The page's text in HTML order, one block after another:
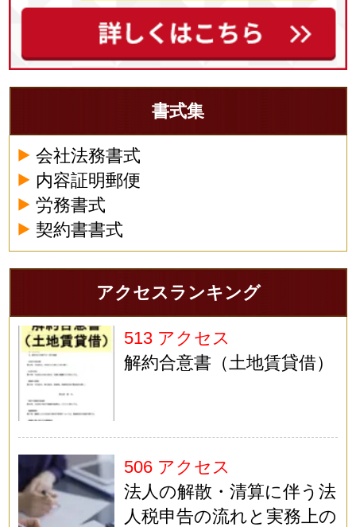
書式集
会社法務書式
内容証明郵便
労務書式
契約書書式
アクセスランキング
513 アクセス
解約合意書（土地賃貸借）
506 アクセス
法人の解散・清算に伴う法
人税申告の流れと実務上の